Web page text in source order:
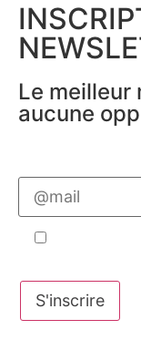
Le meilleur
aucune
laisser
ce
champ
vide.
Veuillez
laisser
ce